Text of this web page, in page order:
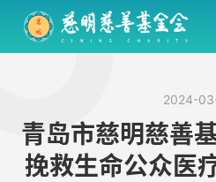
2024-
青岛市慈明慈善
挽救生命公众医